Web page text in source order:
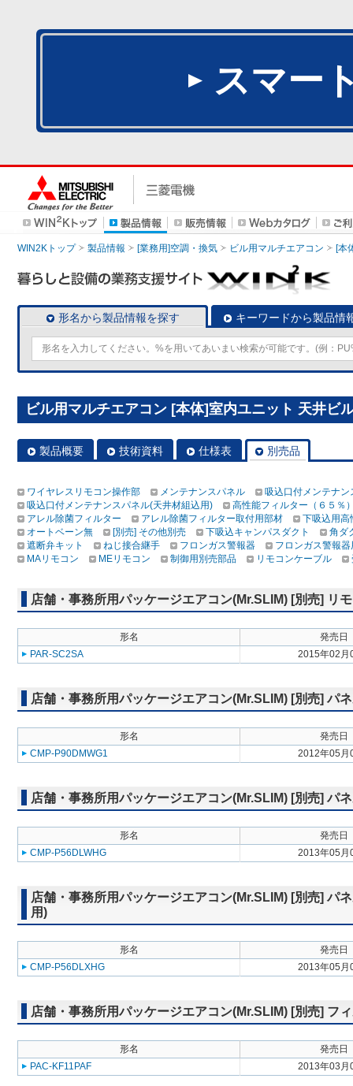
スマー
WIN2Kトップ 製品情報 [業務用]空調・換気 ビル用マルチエアコン [本
形名から製品情報を探す キーワードから製品情
ビル用マルチエアコン [本体]室内ユニット 天井ビ
製品概要 技術資料 仕様表 別売品
ワイヤレスリモコン操作部 メンテナンスパネル
吸込口付メンテナ
吸込口付メンテナンスパネル(天井材組込用)
高性能フィルター（６５％
アレル除菌フィルター
アレル除菌フィルター取付用部材
下吸込用高
オートベーン無
[別売] その他別売 下吸込キャンパスダクト
角ダ
遮断弁キット
ねじ接合継手 フロンガス警報器
フロンガス警報
MAリモコン
MEリモコン 制御用別売部品 リモコンケーブル
店舗・事務所用パッケージエアコン(Mr.SLIM) [別売] リ
形名
発売日
PAR-SC2SA
2015年02月
店舗・事務所用パッケージエアコン(Mr.SLIM) [別売] パ
形名
発売日
CMP-P90DMWG1
2012年05月
店舗・事務所用パッケージエアコン(Mr.SLIM) [別売] パ
形名
発売日
CMP-P56DLWHG
2013年05月
店舗・事務所用パッケージエアコン(Mr.SLIM) [別売] パ
用)
形名
発売日
CMP-P56DLXHG
2013年05月
店舗・事務所用パッケージエアコン(Mr.SLIM) [別売] フ
形名
発売日
PAC-KF11PAF
2013年03月